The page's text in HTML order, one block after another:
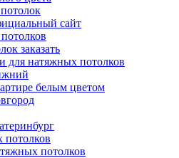
сайт
заказать
для натяжных потолков
белым цветом
потолков